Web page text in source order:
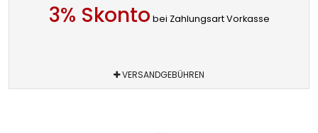
3% Skonto bei Zahlungsart Vorkasse
VERSANDGEBÜHREN